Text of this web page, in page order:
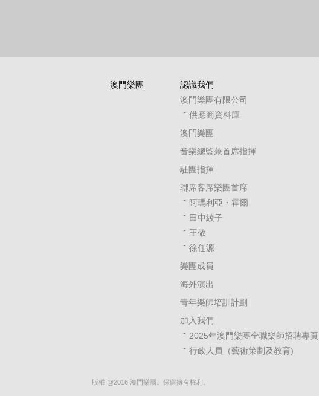
澳門樂團
認識我們
澳門樂團有限公司
供應商資料庫
澳門樂團
音樂總監兼首席指揮
駐團指揮
聯席客席樂團首席
阿瑪利亞・霍爾
田中綾子
王敬
徐任源
樂團成員
海外演出
青年樂師培訓計劃
加入我們
2025年澳門樂團全職樂師招聘專頁
行政人員（藝術策劃及教育)
版權 @2016 澳門樂團。保留擁有權利。